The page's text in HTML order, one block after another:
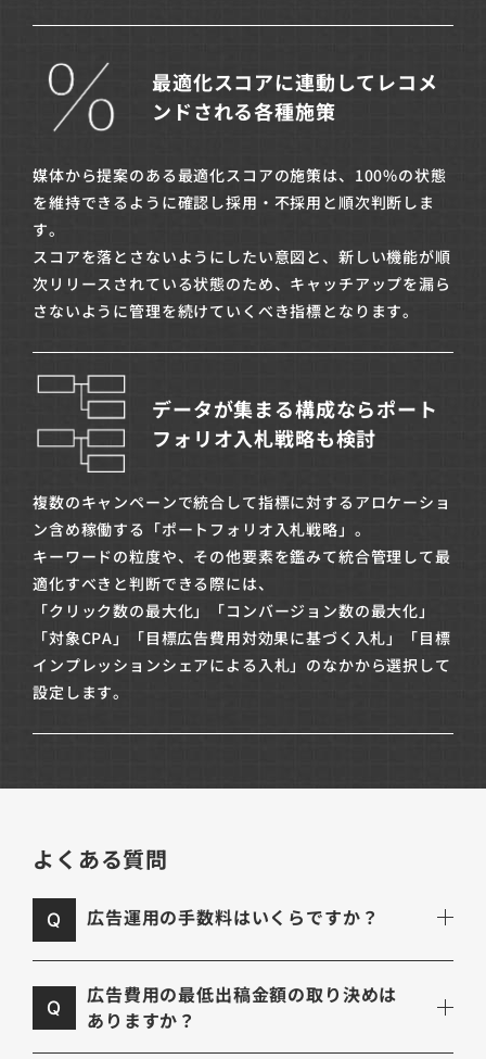
最適化スコアに連動してレコメ
ンドされる各種施策
媒体から提案のある最適化スコアの施策は、100%の状態
を維持できるように確認し採用・不採用と順次判断しま
す。
スコアを落とさないようにしたい意図と、新しい機能が順
次リリースされている状態のため、キャッチアップを漏ら
さないように管理を続けていくべき指標となります。
データが集まる構成ならポート
フォリオ入札戦略も検討
複数のキャンペーンで統合して指標に対するアロケーショ
ン含め稼働する「ポートフォリオ入札戦略」。
キーワードの粒度や、その他要素を鑑みて統合管理して最
適化すべきと判断できる際には、
「クリック数の最大化」「コンバージョン数の最大化」
「対象CPA」「目標広告費用対効果に基づく入札」「目標
インプレッションシェアによる入札」のなかから選択して
設定します。
よくある質問
Q 広告運用の手数料はいくらですか？
Q
広告費用の最低出稿金額の取り決めは
ありますか？